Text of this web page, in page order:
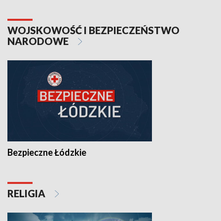
WOJSKOWOŚĆ I BEZPIECZEŃSTWO
NARODOWE
Bezpieczne Łódzkie
RELIGIA